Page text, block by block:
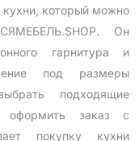
который можно
Он
гарнитура и
под размеры
подходящие
оформить заказ с
покупку кухни